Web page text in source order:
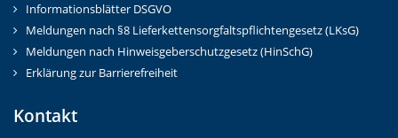
Informationsblätter DSGVO
Meldungen nach §8 Lieferkettensorgfaltspflichtengesetz (LKsG)
Meldungen nach Hinweisgeberschutzgesetz (HinSchG)
Erklärung zur Barrierefreiheit
Kontakt